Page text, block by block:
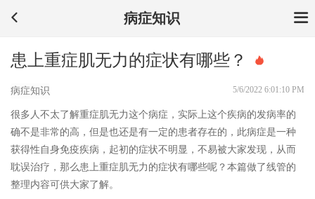
病症知识
患上重症肌无力的症状有哪些？
病症知识 5/6/2022 6:01:10 PM
很多人不太了解重症肌无力这个病症，实际上这个疾病的发病率的
确不是非常的高，但是也还是有一定的患者存在的，此病症是一种
获得性自身免疫疾病，起初的症状不明显，不易被大家发现，从而
耽误治疗，那么患上重症肌无力的症状有哪些呢？本篇做了线管的
整理内容可供大家了解。